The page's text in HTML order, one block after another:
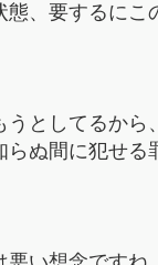
、要するに
としてるか
らぬ間に犯せ